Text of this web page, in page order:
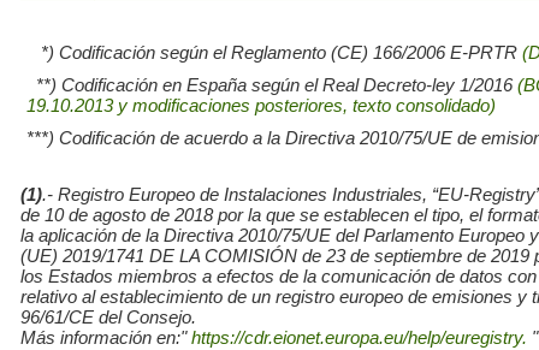
*) Codificación según el Reglamento (CE) 166/2006 E-PRTR
**) Codificación en España según el Real Decreto-ley 1/2016
19.10.2013 y modificaciones posteriores, texto consolidado)
***) Codificación de acuerdo a la Directiva 2010/75/UE de
(1).- Registro Europeo de Instalaciones Industriales, “EU-
de 10 de agosto de 2018 por la que se establecen el tipo, el
la aplicación de la Directiva 2010/75/UE del Parlamento
(UE) 2019/1741 DE LA COMISIÓN de 23 de septiembre de
los Estados miembros a efectos de la comunicación de datos
relativo al establecimiento de un registro europeo de emisiones
96/61/CE del Consejo.
Más información en:"https://cdr.eionet.europa.eu/help/euregistry. "